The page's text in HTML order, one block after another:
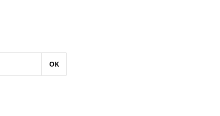
OK